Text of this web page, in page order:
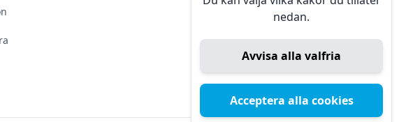
nedan.
Avvisa alla valfria
Acceptera alla cookies
Konferens & Public Display
Sälja elektronik